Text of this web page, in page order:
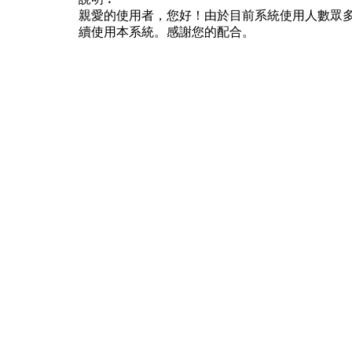
親愛的使用者，您好！由於目前系統使用人數眾
續使用本系統。感謝您的配合。